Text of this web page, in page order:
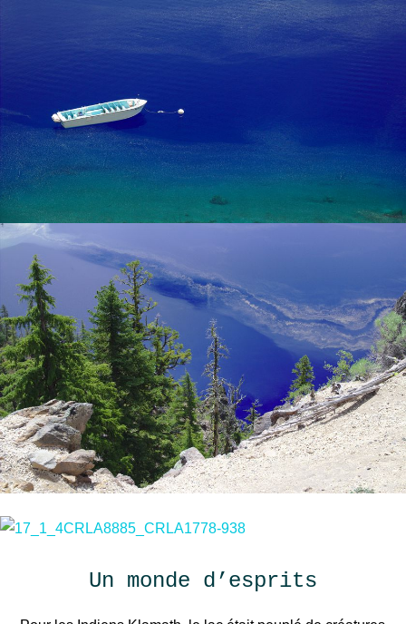
Un monde d’esprits